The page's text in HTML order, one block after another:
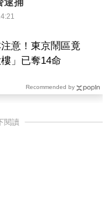
意！東京鬧區竟
」已奪14命
Recommended by
閱讀